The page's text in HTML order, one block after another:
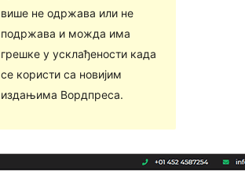
више не одржава или не
подржава и можда има
грешке у усклађености када
се користи са новијим
издањима Вордпреса.